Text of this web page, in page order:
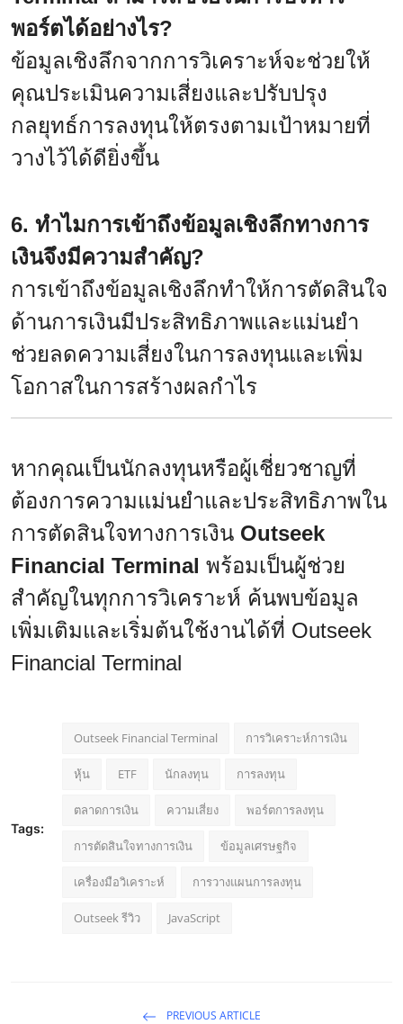
พอร์ตได้อย่างไร?
ข้อมูลเชิงลึกจากการวิเคราะห์จะช่วยให้
คุณประเมินความเสี่ยงและปรับปรุง
กลยุทธ์การลงทุนให้ตรงตามเป้าหมายที่
วางไว้ได้ดียิ่งขึ้น
6. ทำไมการเข้าถึงข้อมูลเชิงลึกทางการ
เงินจึงมีความสำคัญ?
การเข้าถึงข้อมูลเชิงลึกทำให้การตัดสินใจ
ด้านการเงินมีประสิทธิภาพและแม่นยำ
ช่วยลดความเสี่ยงในการลงทุนและเพิ่ม
โอกาสในการสร้างผลกำไร
หากคุณเป็นนักลงทุนหรือผู้เชี่ยวชาญที่
ต้องการความแม่นยำและประสิทธิภาพใน
การตัดสินใจทางการเงิน Outseek
Financial Terminal พร้อมเป็นผู้ช่วย
สำคัญในทุกการวิเคราะห์ ค้นพบข้อมูล
เพิ่มเติมและเริ่มต้นใช้งานได้ที่ Outseek
Financial Terminal
Tags:
Outseek Financial Terminal การวิเคราะห์การเงิน
หุ้น ETF นักลงทุน การลงทุน
ตลาดการเงิน ความเสี่ยง พอร์ตการลงทุน
การตัดสินใจทางการเงิน ข้อมูลเศรษฐกิจ
เครื่องมือวิเคราะห์ การวางแผนการลงทุน
Outseek รีวิว JavaScript
PREVIOUS ARTICLE